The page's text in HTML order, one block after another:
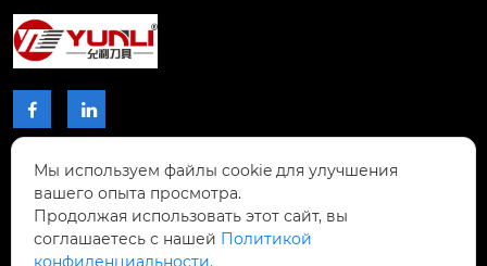
 
КОНТАКТЫ

Проспект Чжибиян № 2, Донхупин, город
Тайпин, уезд Шисин, город Шаогуань,
Мы используем файлы cookie для улучшения
вашего опыта просмотра.
Продолжая использовать этот сайт, вы
соглашаетесь с нашей Политикой
конфиденциальности.